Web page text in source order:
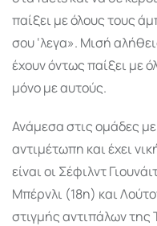
παίξει με όλους τους
σου ‘λεγα». Μισή
έχουν όντως παίξει με
μόνο με αυτούς.
Ανάμεσα στις ομάδες με
αντιμέτωπη και έχει
είναι οι Σέφιλντ
Μπέρνλι (18η) και
στιγμής αντιπάλων της